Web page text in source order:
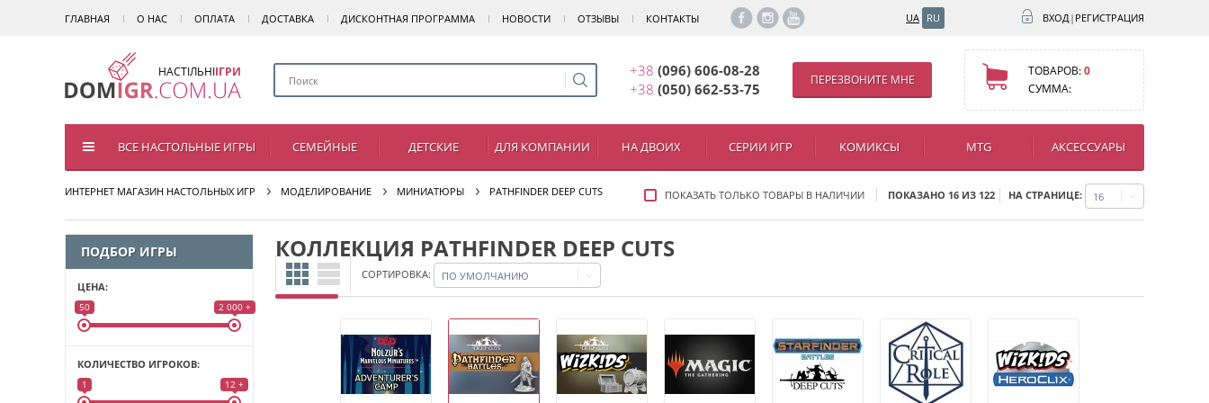
ГЛАВНАЯ О НАС ОПЛАТА ДОСТАВКА ДИСКОНТНАЯ ПРОГРАММА НОВОСТИ ОТЗЫВЫ КОНТАКТЫ UA RU ВХОД| РЕГИСТРАЦИЯ
НАСТІЛЬНІІГРИ +38 (096) 606-08-28
+38 (050) 662-53-75
ПЕРЕЗВОНИТЕ МНЕ
ТОВАРОВ:0
СУММА:
ВСЕ НАСТОЛЬНЫЕ ИГРЫ СЕМЕЙНЫЕ ДЕТСКИЕ ДЛЯ КОМПАНИИ НА ДВОИХ СЕРИИ ИГР КОМИКСЫ MTG АКСЕССУАРЫ
ИНТЕРНЕТ МАГАЗИН НАСТОЛЬНЫХ ИГР МОДЕЛИРОВАНИЕ МИНИАТЮРЫ PATHFINDER DEEP CUTS ПОКАЗАТЬ ТОЛЬКО ТОВАРЫ В НАЛИЧИИ ПОКАЗАНО 16 ИЗ 122 НА СТРАНИЦЕ: 16
ПОДБОР ИГРЫ
ЦЕНА:
50 2 000 +
КОЛИЧЕСТВО ИГРОКОВ:
1 12 +
КОЛЛЕКЦИЯ PATHFINDER DEEP CUTS
СОРТИРОВКА: ПО УМОЛЧАНИЮ